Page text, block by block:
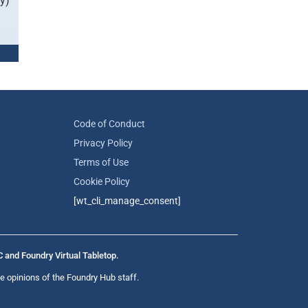
Code of Conduct
Privacy Policy
Terms of Use
Cookie Policy
[wt_cli_manage_consent]
Foundry Virtual Tabletop.
opinions of the Foundry Hub staff.